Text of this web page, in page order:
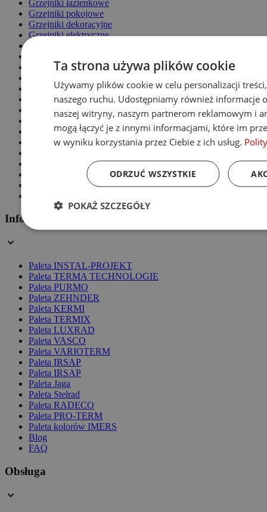
Grzejniki łazienkowe
Grzejniki pokojowe
Grzejniki dekoracyjne
Grzejniki elektryczne
Grzejniki żeberkowe
Grzejniki z lustrem
Grzejniki panelowe
Grzejniki stalowe
Grzejniki aluminiowe
Grzejniki pionowe
Grzejniki czarne
Grzejniki chromowane
Grzejniki z podłączeniem dolnym
Informacje
Paleta INSTAL-PROJEKT
Paleta TERMA TECHNOLOGIE
Paleta PURMO
Paleta ZEHNDER
Paleta KERMI
Paleta TERMIX
Paleta LUXRAD
Paleta VASCO
Paleta VARIOTERM
Paleta IRSAP
Paleta IRSAP
Paleta Jaga
Paleta Stelrad
Paleta RADECO
Paleta PRO-TERM
Paleta kolorów IMERS
Blog
FAQ
Obsługa
Ta strona używa plików cookie
Używamy plików cookie w celu personalizacji
naszego ruchu. Udostępniamy również informacje
naszej witryny, naszym partnerom reklamowym i
mogą łączyć je z innymi informacjami, które im
w wyniku korzystania przez Ciebie z ich usług.
ODRZUĆ WSZYSTKIE
POKAŻ SZCZEGÓŁY